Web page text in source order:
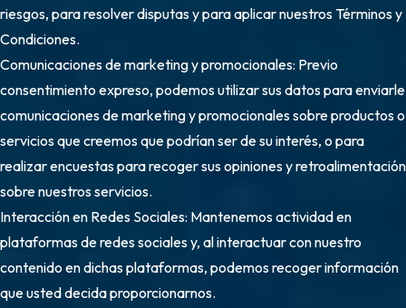
riesgos, para resolver disputas y para aplicar nuestros Términos y
Condiciones.
Comunicaciones de marketing y promocionales: Previo
consentimiento expreso, podemos utilizar sus datos para enviarle
comunicaciones de marketing y promocionales sobre productos o
servicios que creemos que podrían ser de su interés, o para
realizar encuestas para recoger sus opiniones y retroalimentación
sobre nuestros servicios.
Interacción en Redes Sociales: Mantenemos actividad en
plataformas de redes sociales y, al interactuar con nuestro
contenido en dichas plataformas, podemos recoger información
que usted decida proporcionarnos.